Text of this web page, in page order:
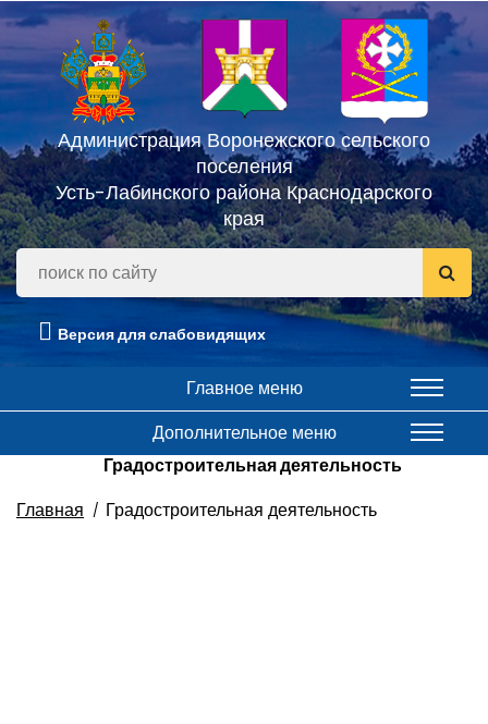
Администрация Воронежского сельского
поселения
Усть-Лабинского района Краснодарского
края
Версия для слабовидящих
Главное меню
Дополнительное меню
Градостроительная деятельность
Главная
Градостроительная деятельность